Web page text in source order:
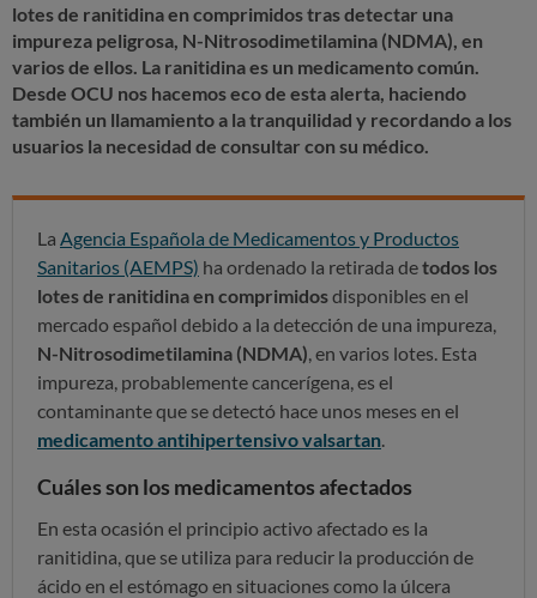
lotes de ranitidina en comprimidos tras detectar una
impureza peligrosa, N-Nitrosodimetilamina (NDMA), en
varios de ellos. La ranitidina es un medicamento común.
Desde OCU nos hacemos eco de esta alerta, haciendo
también un llamamiento a la tranquilidad y recordando a los
usuarios la necesidad de consultar con su médico.
La Agencia Española de Medicamentos y Productos
Sanitarios (AEMPS) ha ordenado la retirada detodos los
lotes de ranitidina en comprimidosdisponibles en el
mercado español debido a la detección de una impureza,
N-Nitrosodimetilamina (NDMA) , en varios lotes. Esta
impureza, probablemente cancerígena, es el
contaminante que se detectó hace unos meses en el
medicamento antihipertensivo valsartan
Cuáles son los medicamentos afectados
En esta ocasión el principio activo afectado es la
ranitidina, que se utiliza para reducir la producción de
ácido en el estómago en situaciones como la úlcera